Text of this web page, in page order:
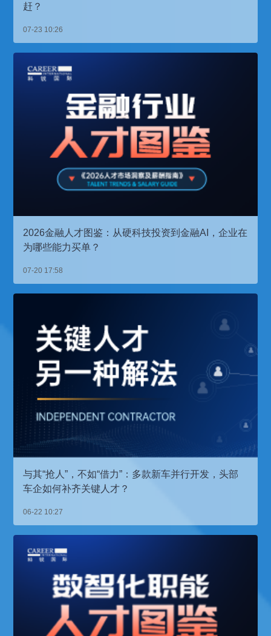
赶？
07-23 10:26
2026金融人才图鉴：从硬科技投资到金融AI，企业在
为哪些能力买单？
07-20 17:58
与其“抢人”，不如“借力”：多款新车并行开发，头部
车企如何补齐关键人才？
06-22 10:27